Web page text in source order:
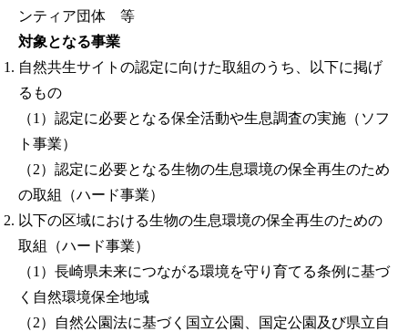
ンティア団体 等
対象となる事業
自然共生サイトの認定に向けた取組のうち、以下に掲げ
るもの
（1）認定に必要となる保全活動や生息調査の実施（ソフ
ト事業）
（2）認定に必要となる生物の生息環境の保全再生のため
の取組（ハード事業）
以下の区域における生物の生息環境の保全再生のための
取組（ハード事業）
（1）長崎県未来につながる環境を守り育てる条例に基づ
く自然環境保全地域
（2）自然公園法に基づく国立公園、国定公園及び県立自